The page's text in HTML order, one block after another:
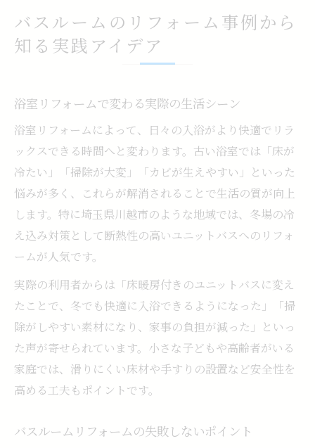
バスルームのリフォーム事例から
知る実践アイデア
浴室リフォームで変わる実際の生活シーン
浴室リフォームによって、日々の入浴がより快適でリラ
ックスできる時間へと変わります。古い浴室では「床が
冷たい」「掃除が大変」「カビが生えやすい」といった
悩みが多く、これらが解消されることで生活の質が向上
します。特に埼玉県川越市のような地域では、冬場の冷
え込み対策として断熱性の高いユニットバスへのリフォ
ームが人気です。
実際の利用者からは「床暖房付きのユニットバスに変え
たことで、冬でも快適に入浴できるようになった」「掃
除がしやすい素材になり、家事の負担が減った」といっ
た声が寄せられています。小さな子どもや高齢者がいる
家庭では、滑りにくい床材や手すりの設置など安全性を
高める工夫もポイントです。
バスルームリフォームの失敗しないポイント